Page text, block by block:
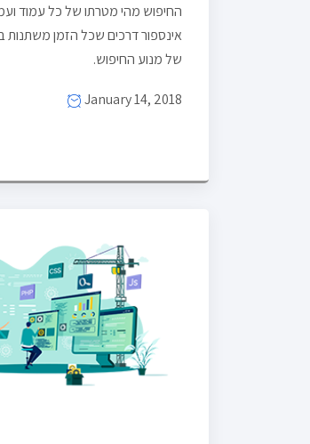
החיפוש מהי מטרתו של כל עמוד
אינספור דרכים שכל הזמן
של מנוע החיפוש.
January 14, 2018